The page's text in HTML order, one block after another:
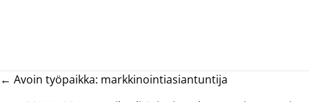
Posts
← Avoin työpaikka: markkinointiasiantuntija